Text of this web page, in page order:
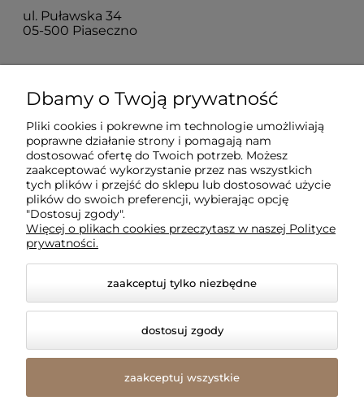
ul. Puławska 34
05-500 Piaseczno
Dla klientów
Informacje
O firmie
© 2026 amled.pl. Wszelkie prawa zastrzeżone.
internetowy Shoper Premium
Dbamy o Twoją prywatność
Pliki cookies i pokrewne im technologie umożliwiają
poprawne działanie strony i pomagają nam
dostosować ofertę do Twoich potrzeb. Możesz
zaakceptować wykorzystanie przez nas wszystkich
tych plików i przejść do sklepu lub dostosować użycie
plików do swoich preferencji, wybierając opcję
"Dostosuj zgody".
Więcej o plikach cookies przeczytasz w naszej Polityce
prywatności.
zaakceptuj tylko niezbędne
dostosuj zgody
zaakceptuj wszystkie